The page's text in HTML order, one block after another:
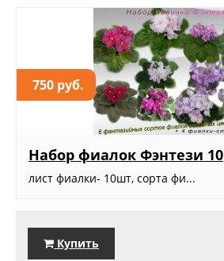
750 руб.
Набор фиалок Фэнтези 10
лист фиалки- 10шт, сорта фи...
Купить